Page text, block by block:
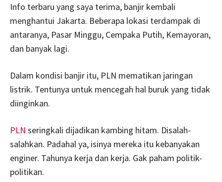
Info terbaru yang saya terima, banjir kembali
menghantui Jakarta. Beberapa lokasi terdampak di
antaranya, Pasar Minggu, Cempaka Putih, Kemayoran,
dan banyak lagi.
Dalam kondisi banjir itu, PLN mematikan jaringan
listrik. Tentunya untuk mencegah hal buruk yang tidak
diinginkan.
PLN seringkali dijadikan kambing hitam. Disalah-
salahkan. Padahal ya, isinya mereka itu kebanyakan
enginer. Tahunya kerja dan kerja. Gak paham politik-
politikan.